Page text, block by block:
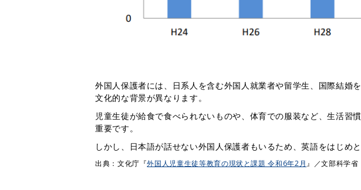
外国人保護者には、日系人を含む外国人就業者や留学生、国際結婚
文化的な背景が異なります。
児童生徒が給食で食べられないものや、体育での服装など、生活
重要です。
しかし、日本語が話せない外国人保護者もいるため、英語をはじめ
出典：文化庁『外国人児童生徒等教育の現状と課題 令和6年2月』／文部科学省